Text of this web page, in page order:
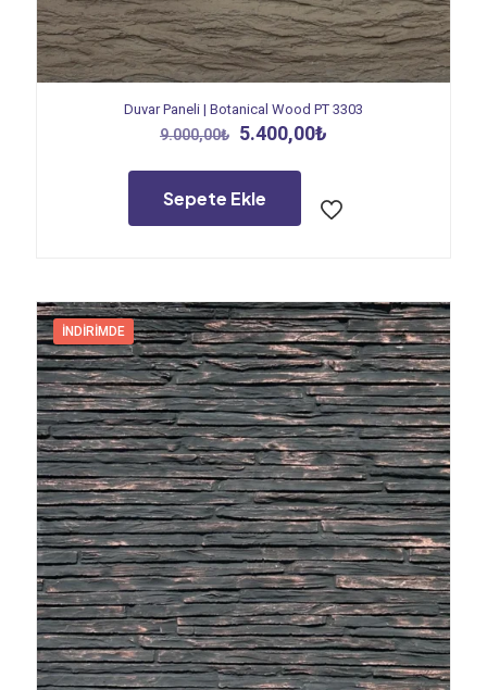
Duvar Paneli | Botanical Wood PT 3303
9.000,00₺ Orijinal
9.000,00₺.
5.400,00₺
Sepete Ekle
İNDIRIMDE